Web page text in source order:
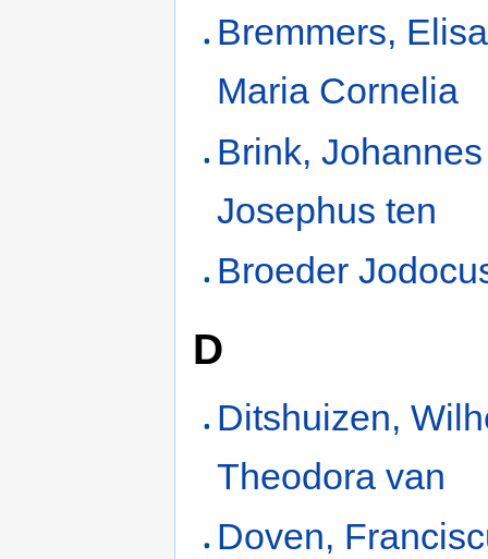
Bremmers,
Maria Cornelia
Brink, Johannes
Josephus ten
Broeder
D
Ditshuizen,
Theodora van
Doven,